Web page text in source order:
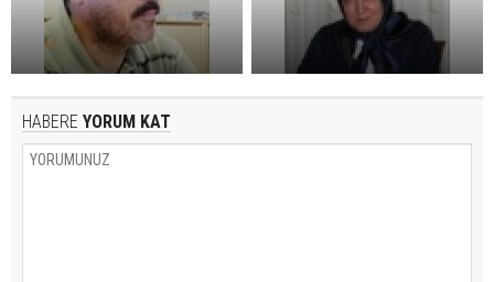
HABERE YORUM KAT